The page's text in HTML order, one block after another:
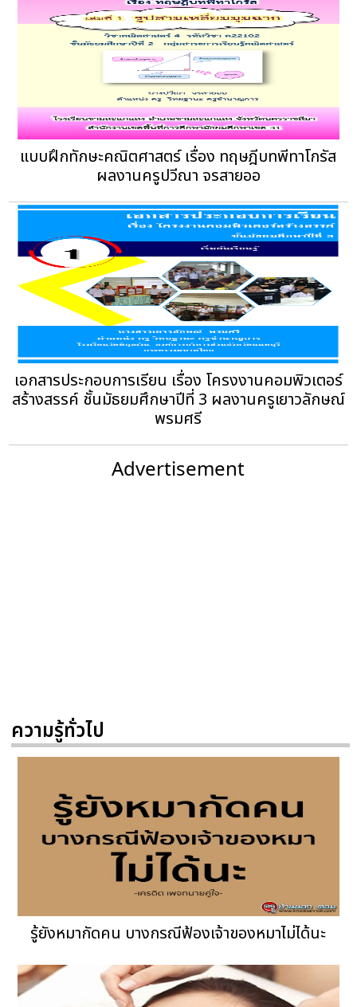
แบบฝึกทักษะคณิตศาสตร์ เรื่อง ทฤษฎีบทพีทาโกรัส
ผลงานครูปวีณา จรสายออ
เอกสารประกอบการเรียน เรื่อง โครงงานคอมพิวเตอร์
สร้างสรรค์ ชั้นมัธยมศึกษาปีที่ 3 ผลงานครูเยาวลักษณ์
พรมศรี
Advertisement
ความรู้ทั่วไป
รู้ยังหมากัดคน บางกรณีฟ้องเจ้าของหมาไม่ได้นะ